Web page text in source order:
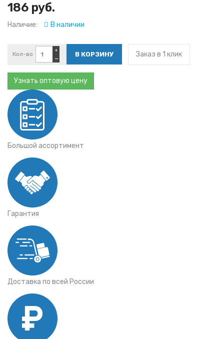
186 руб.
Наличие: В наличии
Кол-во
−
+ Заказ в 1 клик
Узнать оптовую цену
Большой ассортимент
Гарантия
Доставка по всей России